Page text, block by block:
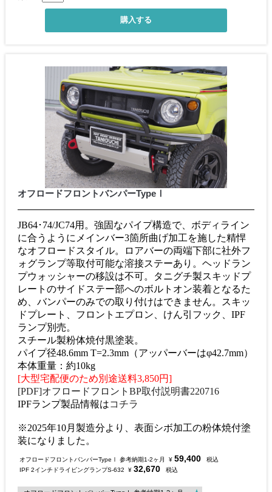
オフロードフロントバンパーTypeⅠ
JB64･74/JC74用。強固なパイプ構造で、ボディライン
に合うようにメインバー3箇所曲げ加工を施した精悍
なオフロードスタイル。ロアバーの両端下部に社外フ
ォグランプ等取付可能な溶接ステーあり。ヘッドラン
プウォッシャーの移設は不可。タニグチ製スキッドプ
レートのサイドステー部へのボルトオン装着となるた
め、バンパーのみでの取り付けはできません。スキッ
ドプレート、フロントエプロン、けん引フック、IPF
ランプ別売。
スチール製粉体焼付黒塗装。
パイプ径48.6mm T=2.3mm（アッパーバーはφ42.7mm）
本体重量：約10kg
[大型宅配便のため別途送料3,850円]
[PDF]オフロードフロントBP取付説明書220716
IPFランプ製品情報はコチラ
※2025年10月製造分より、表面シボ加工の粉体焼付塗
装になりました。
オフロードフロントバンパーTypeⅠ 参考納期1-2ヶ月 ¥ 59,400
税込
IPF 2インチドライビングランプS-632
¥ 32,670 税込